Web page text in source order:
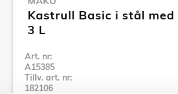
Kastrull Basic i stål med
3 L
Art. nr:
A15385
Tillv. art. nr:
182106